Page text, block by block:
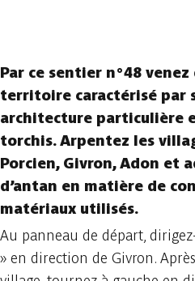
Par ce sentier n°48
territoire caractérisé par
architecture particulière
torchis. Arpentez les
Porcien, Givron, Adon et
d’antan en matière de
matériaux utilisés.
Au panneau de départ,
» en direction de Givron.